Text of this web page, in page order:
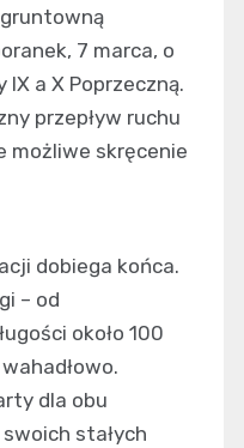
7 marca, o
a X Poprzeczną.
przepływ ruchu
możliwe skręcenie
dobiega końca.
– od
około 100
dla obu
stałych